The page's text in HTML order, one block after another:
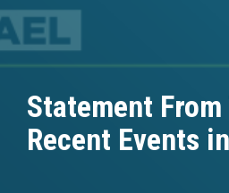
Statement
Recent Events